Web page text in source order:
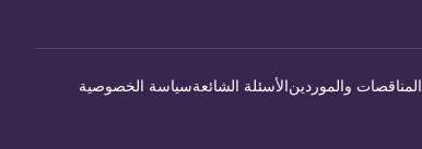
المناقصات والموردينالأسئلة الشائعةسياسة الخصوصية